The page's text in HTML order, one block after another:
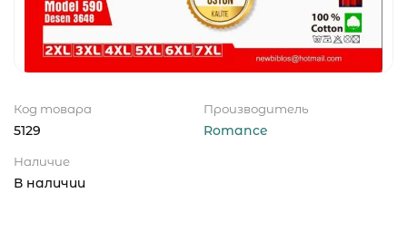
Код товара
5129
Производитель
Romance
Наличие
В наличии